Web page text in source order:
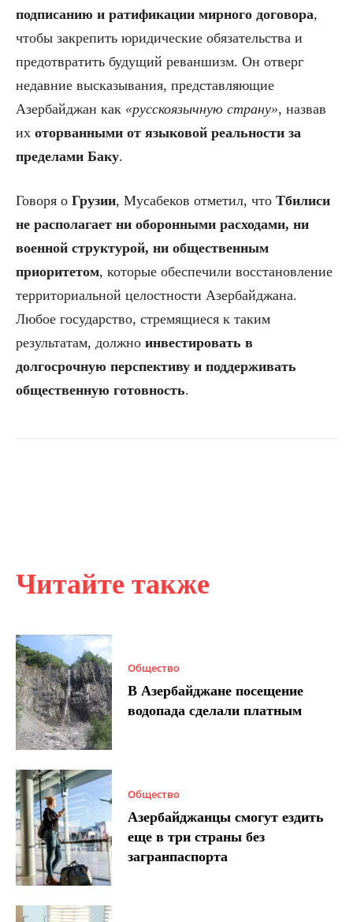
Читайте также
Общество
В Азербайджане посещение
водопада сделали платным
Общество
Азербайджанцы смогут ездить
еще в три страны без
загранпаспорта
подписанию и ратификации мирного договора,
чтобы закрепить юридические обязательства и
предотвратить будущий реваншизм. Он отверг
недавние высказывания, представляющие
Азербайджан как «русскоязычную страну», назвав
их оторванными от языковой реальности за
пределами Баку.
Говоря о Грузии, Мусабеков отметил, что Тбилиси
не располагает ни оборонными расходами, ни
военной структурой, ни общественным
приоритетом, которые обеспечили восстановление
территориальной целостности Азербайджана.
Любое государство, стремящиеся к таким
результатам, должно инвестировать в
долгосрочную перспективу и поддерживать
общественную готовность.